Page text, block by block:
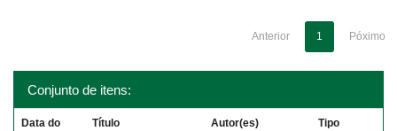
Anterior 1 Póximo
Conjunto de itens:
Data do
Título Autor(es) Tipo